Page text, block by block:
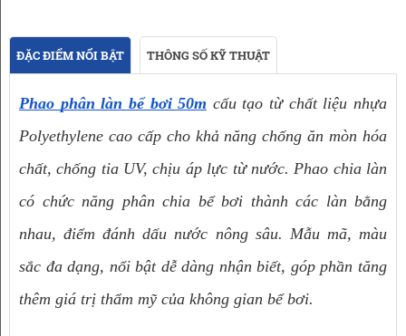
ĐẶC ĐIỂM NỔI BẬT THÔNG SỐ KỸ THUẬT
Phao phân làn bể bơi 50m cấu tạo từ chất liệu nhựa
Polyethylene cao cấp cho khả năng chống ăn mòn hóa
chất, chống tia UV, chịu áp lực từ nước. Phao chia làn
có chức năng phân chia bể bơi thành các làn bằng
nhau, điểm đánh dấu nước nông sâu. Mẫu mã, màu
sắc đa dạng, nổi bật dễ dàng nhận biết, góp phần tăng
thêm giá trị thẩm mỹ của không gian bể bơi.